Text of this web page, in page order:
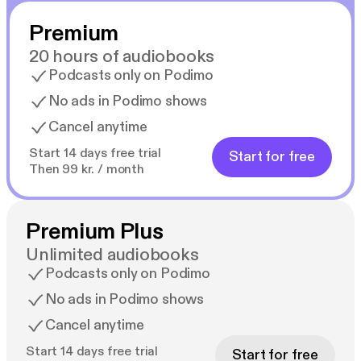
„Fantastisk interessant præmis.“ – Chris Carter
„En psyko–thriller, der får pulsen op ... et
fortræffeligt komponeret plot og et mesterligt
tempo på en dyster baggrund resulterer i en stærk
debut.“ – Crime Time
tempofyldte debut, og det får krop gennem en
sympatisk helt, der hjemsøges af uhyggelige
minder.“ – Sunday Times
„En spændende hvem er morderen-historie, der
fastholder læseren, mens Chandler leder efter
sandheden blandt alle løgnene.“ – Canberra Times
Premium
20 hours of audiobooks
Podcasts only on Podimo
No ads in Podimo shows
Cancel anytime
Start 14 days free trial
Then 99 kr. / month
Start for free
Premium Plus
Unlimited audiobooks
Podcasts only on Podimo
No ads in Podimo shows
Cancel anytime
Start 14 days free trial
Start for free